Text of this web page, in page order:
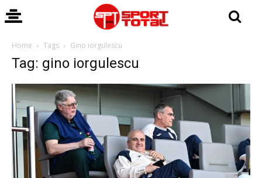
Home Tags Gino iorgulescu
Tag: gino iorgulescu